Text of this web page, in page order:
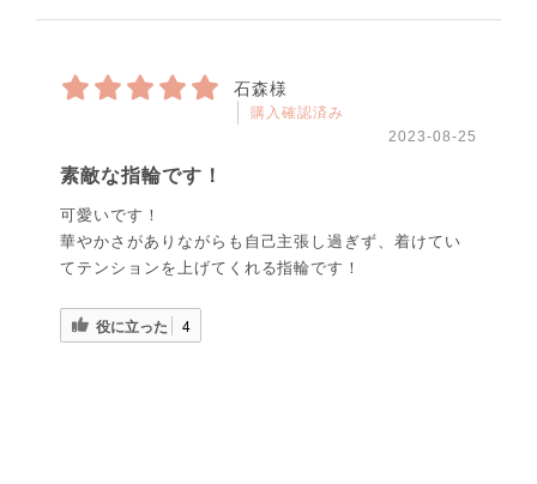
石森様
購入確認済み
2023-08-25
素敵な指輪です！
可愛いです！
華やかさがありながらも自己主張し過ぎず、着けてい
てテンションを上げてくれる指輪です！
役に立った 4